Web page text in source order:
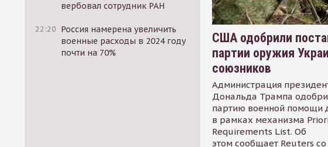
вербовал сотрудник РАН
22:20 Россия намерена увеличить
военные расходы в 2024 году
почти на 70%
США одобрили
партии оружия
союзников
Администрация
Дональда Трампа
партию военной помощи
в рамках механизма
Requirements List. Об
этом сообщает Reuters